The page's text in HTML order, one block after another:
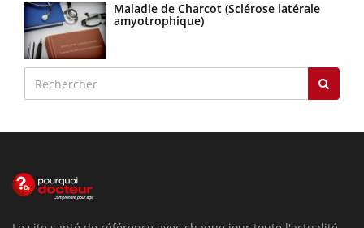
Maladie de Charcot (Sclérose latérale
amyotrophique)